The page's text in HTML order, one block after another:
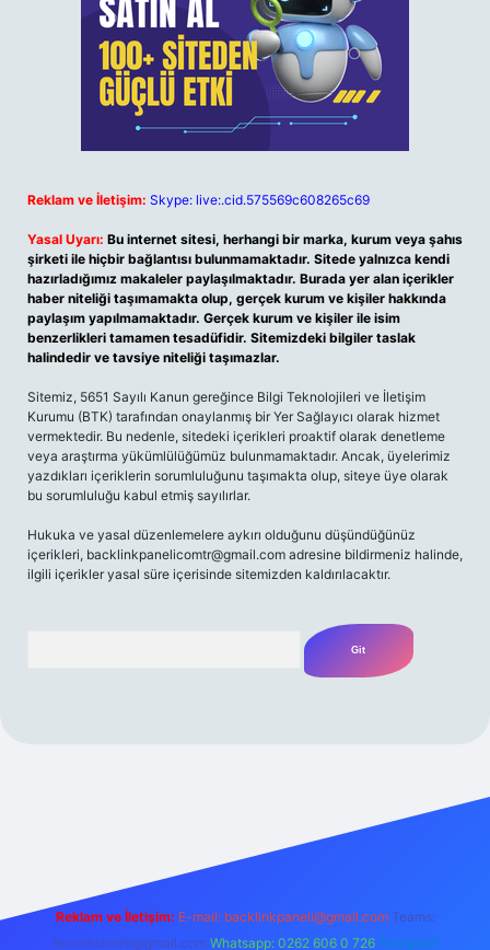
Reklam ve İletişim: Skype: live:.cid.575569c608265c69
Yasal Uyarı: Bu internet sitesi, herhangi bir marka, kurum veya şahıs
şirketi ile hiçbir bağlantısı bulunmamaktadır. Sitede yalnızca kendi
hazırladığımız makaleler paylaşılmaktadır. Burada yer alan içerikler
haber niteliği taşımamakta olup, gerçek kurum ve kişiler hakkında
paylaşım yapılmamaktadır. Gerçek kurum ve kişiler ile isim
benzerlikleri tamamen tesadüfidir. Sitemizdeki bilgiler taslak
halindedir ve tavsiye niteliği taşımazlar.
Sitemiz, 5651 Sayılı Kanun gereğince Bilgi Teknolojileri ve İletişim
Kurumu (BTK) tarafından onaylanmış bir Yer Sağlayıcı olarak hizmet
vermektedir. Bu nedenle, sitedeki içerikleri proaktif olarak denetleme
veya araştırma yükümlülüğümüz bulunmamaktadır. Ancak, üyelerimiz
yazdıkları içeriklerin sorumluluğunu taşımakta olup, siteye üye olarak
bu sorumluluğu kabul etmiş sayılırlar.
Hukuka ve yasal düzenlemelere aykırı olduğunu düşündüğünüz
içerikleri, backlinkpanelicomtr@gmail.com adresine bildirmeniz halinde,
ilgili içerikler yasal süre içerisinde sitemizden kaldırılacaktır.
m elexbet
Reklam ve İletişim: E-mail: backlinkpaneli@gmail.com Teams:
forumhizmeti@gmail.com Whatsapp: 0262 606 0 726 Telegram: